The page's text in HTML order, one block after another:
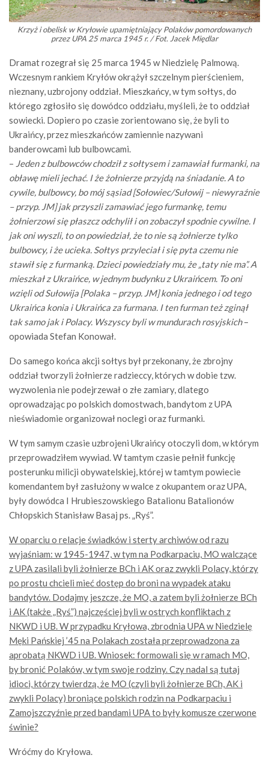
Krzyż i obelisk w Kryłowie upamiętniający Polaków pomordowanych
przez UPA 25 marca 1945 r. / Fot. Jacek Międlar
Dramat rozegrał się 25 marca 1945 w Niedzielę Palmową.
Wczesnym rankiem Kryłów okrążył szczelnym pierścieniem,
nieznany, uzbrojony oddział. Mieszkańcy, w tym sołtys, do
którego zgłosiło się dowódco oddziału, myśleli, że to oddział
sowiecki. Dopiero po czasie zorientowano się, że byli to
Ukraińcy, przez mieszkańców zamiennie nazywani
banderowcami lub bulbowcami.
– Jeden z bulbowców chodził z sołtysem i zamawiał furmanki, na
obławę mieli jechać. I że żołnierze przyjdą na śniadanie. A to
cywile, bulbowcy, bo mój sąsiad [Sołowiec/Sułowij – niewyraźnie
– przyp. JM] jak przyszli zamawiać jego furmankę, temu
żołnierzowi się płaszcz odchylił i on zobaczył spodnie cywilne. I
jak oni wyszli, to on powiedział, że to nie są żołnierze tylko
bulbowcy, i że ucieka. Sołtys przyleciał i się pyta czemu nie
stawił się z furmanką. Dzieci powiedziały mu, że „taty nie ma”. A
mieszkał z Ukraińce, w jednym budynku z Ukraińcem. To oni
wzięli od Sułowija [Polaka – przyp. JM] konia jednego i od tego
Ukraińca konia i Ukraińca za furmana. I ten furman też zginął
tak samo jak i Polacy. Wszyscy byli w mundurach rosyjskich–
opowiada Stefan Konował.
Do samego końca akcji sołtys był przekonany, że zbrojny
oddział tworzyli żołnierze radzieccy, których w dobie tzw.
wyzwolenia nie podejrzewał o złe zamiary, dlatego
oprowadzając po polskich domostwach, bandytom z UPA
nieświadomie organizował noclegi oraz furmanki.
W tym samym czasie uzbrojeni Ukraińcy otoczyli dom, w którym
przeprowadziłem wywiad. W tamtym czasie pełnił funkcję
posterunku milicji obywatelskiej, której w tamtym powiecie
komendantem był zasłużony w walce z okupantem oraz UPA,
były dowódca I Hrubieszowskiego Batalionu Batalionów
Chłopskich Stanisław Basaj ps. „Ryś”.
W oparciu o relacje świadków i sterty archiwów od razu
wyjaśniam: w 1945-1947, w tym na Podkarpaciu, MO walczące
z UPA zasilali byli żołnierze BCh i AK oraz zwykli Polacy, którzy
po prostu chcieli mieć dostęp do broni na wypadek ataku
bandytów. Dodajmy jeszcze, że MO, a zatem byli żołnierze BCh
i AK (także „Ryś”) najczęściej byli w ostrych konfliktach z
NKWD i UB. W przypadku Kryłowa, zbrodnia UPA w Niedzielę
Męki Pańskiej ’45 na Polakach została przeprowadzona za
aprobatą NKWD i UB. Wniosek: formowali się w ramach MO,
by bronić Polaków, w tym swoje rodziny. Czy nadal są tutaj
idioci, którzy twierdzą, że MO (czyli byli żołnierze BCh, AK i
zwykli Polacy) broniące polskich rodzin na Podkarpaciu i
Zamojszczyźnie przed bandami UPA to były komusze czerwone
świnie?
Wróćmy do Kryłowa.